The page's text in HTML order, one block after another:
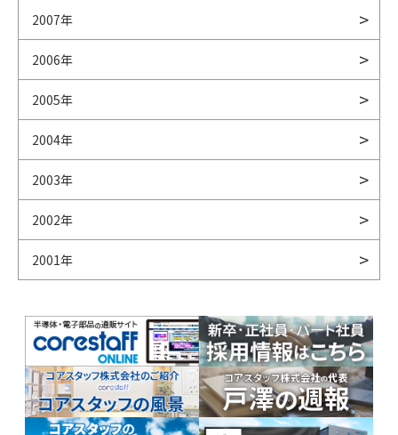
2007年
2006年
2005年
2004年
2003年
2002年
2001年